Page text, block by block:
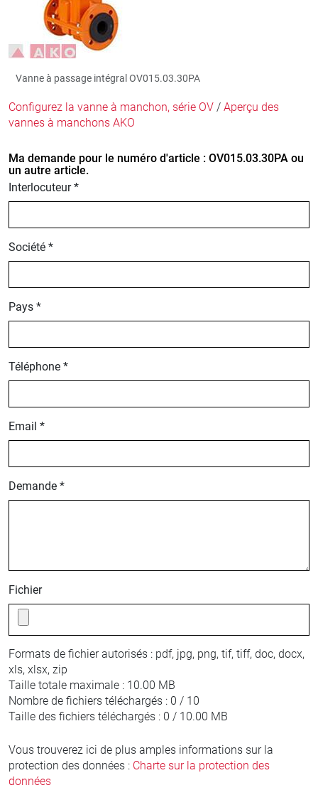
Vanne à passage intégral OV015.03.30PA
Configurez la vanne à manchon, série OV / Aperçu des
vannes à manchons AKO
Ma demande pour le numéro d'article : OV015.03.30PA ou
un autre article.
Interlocuteur *
Société *
Pays *
Téléphone *
Email *
Demande *
Fichier
Formats de fichier autorisés : pdf, jpg, png, tif, tiff, doc, docx,
xls, xlsx, zip
Taille totale maximale : 10.00 MB
Nombre de fichiers téléchargés : 0 / 10
Taille des fichiers téléchargés : 0 / 10.00 MB
Vous trouverez ici de plus amples informations sur la
protection des données : Charte sur la protection des
données